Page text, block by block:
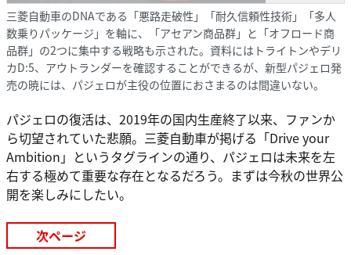
三菱自動車のDNAである「悪路走破性」「耐久信頼性技術」「多人
数乗りパッケージ」を軸に、「アセアン商品群」と「オフロード商
品群」の2つに集中する戦略も示された。資料にはトライトンやデリ
カD:5、アウトランダーを確認することができるが、新型パジェロ発
売の暁には、パジェロが主役の位置におさまるのは間違いない。
パジェロの復活は、2019年の国内生産終了以来、ファンか
ら切望されていた悲願。三菱自動車が掲げる「Drive your
Ambition」というタグラインの通り、パジェロは未来を左
右する極めて重要な存在となるだろう。まずは今秋の世界公
開を楽しみにしたい。
次ページ